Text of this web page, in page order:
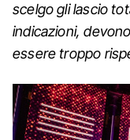
scelgo gli lascio
indicazioni,
essere troppo